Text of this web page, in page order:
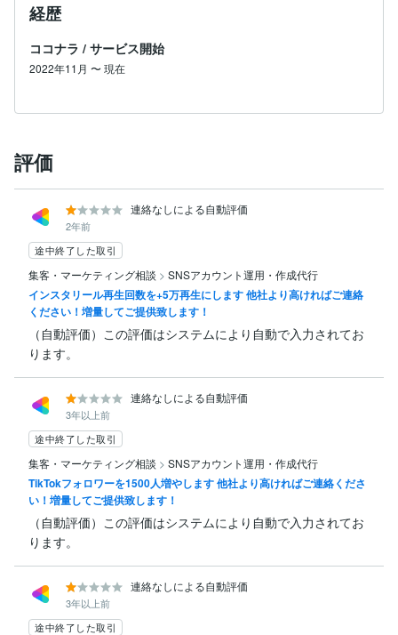
経歴
ココナラ / サービス開始
2022年11月 〜現在
評価
連絡なしによる自動評価
2年前
途中終了した取引
集客・マーケティング相談 > SNSアカウント運用・作成代行
インスタリール再生回数を+5万再生にします 他社より高ければご連絡
ください！増量してご提供致します！
（自動評価）この評価はシステムにより自動で入力されてお
ります。
連絡なしによる自動評価
3年以上前
途中終了した取引
集客・マーケティング相談 > SNSアカウント運用・作成代行
TikTokフォロワーを1500人増やします 他社より高ければご連絡くださ
い！増量してご提供致します！
（自動評価）この評価はシステムにより自動で入力されてお
ります。
連絡なしによる自動評価
3年以上前
途中終了した取引